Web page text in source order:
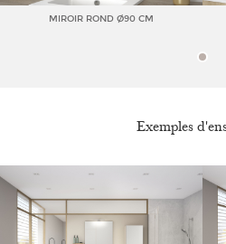
MIROIR ROND Ø90 CM
Exemples